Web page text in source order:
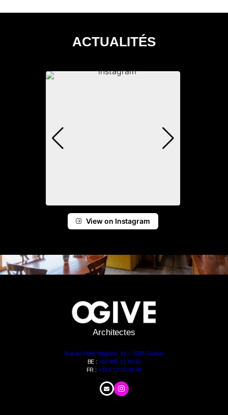
ACTUALITÉS
View on Instagram
Architectes
Rue du Puits Wagnon, 13 – 7500 Tournai
BE :+32 485 13 48 30
FR :+33 6 72 15 60 49